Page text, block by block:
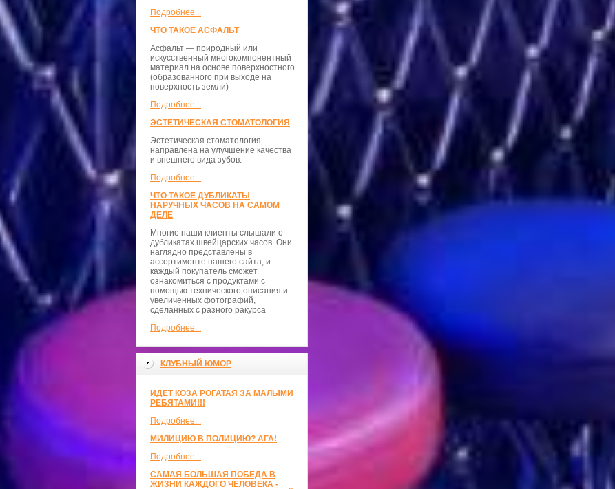
Подробнее...
ЧТО ТАКОЕ АСФАЛЬТ
Асфальт — природный или
искусственный многокомпонентный
материал на основе поверхностного
(образованного при выходе на
поверхность земли)
Подробнее...
ЭСТЕТИЧЕСКАЯ СТОМАТОЛОГИЯ
Эстетическая стоматология
направлена на улучшение качества
и внешнего вида зубов.
Подробнее...
ЧТО ТАКОЕ ДУБЛИКАТЫ
НАРУЧНЫХ ЧАСОВ НА САМОМ
ДЕЛЕ
Многие наши клиенты слышали о
дубликатах швейцарских часов. Они
наглядно представлены в
ассортименте нашего сайта, и
каждый покупатель сможет
ознакомиться с продуктами с
помощью технического описания и
увеличенных фотографий,
сделанных с разного ракурса
Подробнее...
КЛУБНЫЙ ЮМОР
ИДЕТ КОЗА РОГАТАЯ ЗА МАЛЫМИ
РЕБЯТАМИ!!!
Подробнее...
МИЛИЦИЮ В ПОЛИЦИЮ? АГА!
Подробнее...
САМАЯ БОЛЬШАЯ ПОБЕДА В
ЖИЗНИ КАЖДОГО ЧЕЛОВЕКА -